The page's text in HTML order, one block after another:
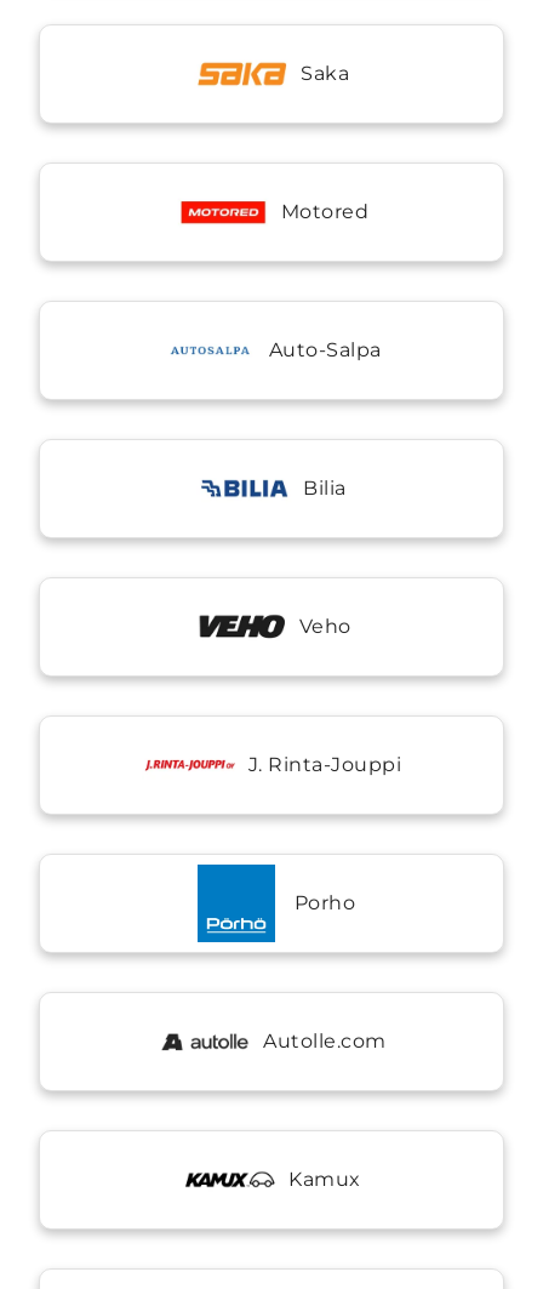
Saka
Motored
Auto-Salpa
Bilia
Veho
J. Rinta-Jouppi
Porho
Autolle.com
Kamux